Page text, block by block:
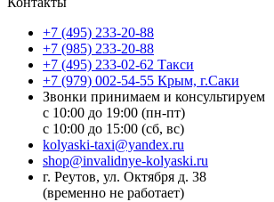
+7 (495) 233-20-88
+7 (985) 233-20-88
+7 (495) 233-02-62 Такси
+7 (979) 002-54-55 Крым, г.Саки
Звонки принимаем и консультируем
с 10:00 до 19:00 (пн-пт)
с 10:00 до 15:00 (сб, вс)
kolyaski-taxi@yandex.ru
shop@invalidnye-kolyaski.ru
г. Реутов, ул. Октября д. 38
(временно не работает)